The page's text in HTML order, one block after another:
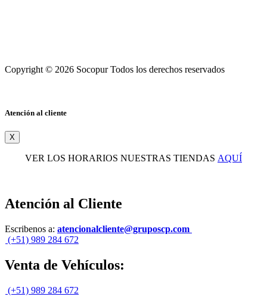
Copyright © 2026 Socopur Todos los derechos reservados
Atención al cliente
X
VER LOS HORARIOS NUESTRAS TIENDAS AQUÍ
Atención al Cliente
Escribenos a: atencionalcliente@gruposcp.com
(+51) 989 284 672
Venta de Vehículos:
(+51) 989 284 672